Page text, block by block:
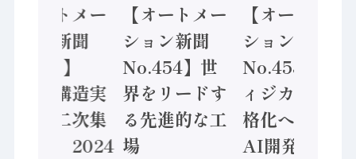
【オートメー
ション新聞
No.455】
「経済構造実
態調査二次集
計結果」2024
【オートメー
ション新聞
No.454】世
界をリードす
る先進的な工
場
【オートメー
ション新聞
No.453】フ
ィジカルAI本
格化へ 国産
AI開発や社会